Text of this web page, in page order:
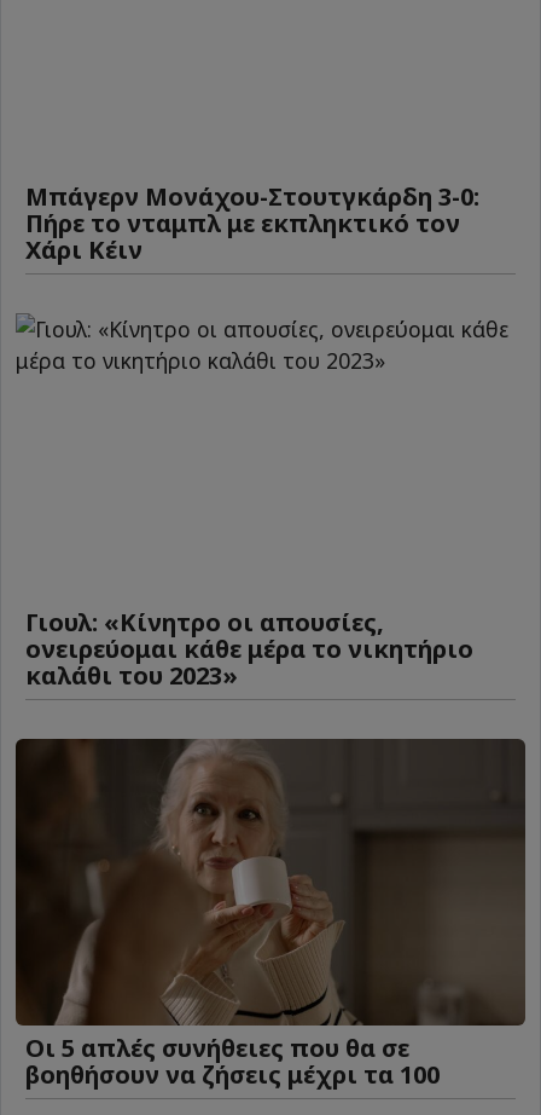
Μπάγερν Μονάχου-Στουτγκάρδη 3-0:
Πήρε το νταμπλ με εκπληκτικό τον
Χάρι Κέιν
Γιουλ: «Κίνητρο οι απουσίες,
ονειρεύομαι κάθε μέρα το νικητήριο
καλάθι του 2023»
Οι 5 απλές συνήθειες που θα σε
βοηθήσουν να ζήσεις μέχρι τα 100